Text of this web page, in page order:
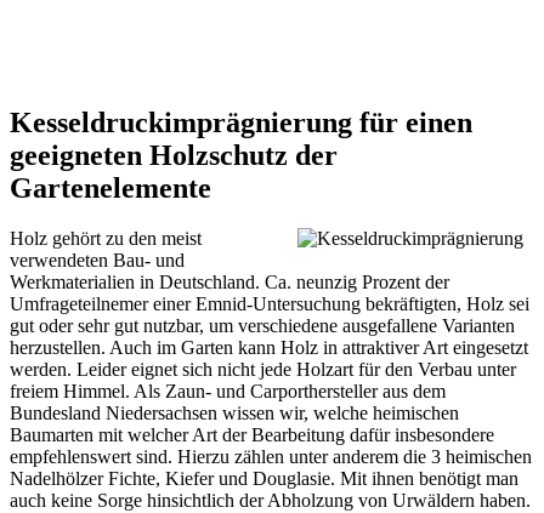
Kesseldruckimprägnierung für einen
geeigneten Holzschutz der
Gartenelemente
Holz gehört zu den meist
verwendeten Bau- und
Werkmaterialien in Deutschland. Ca. neunzig Prozent der
Umfrageteilnemer einer Emnid-Untersuchung bekräftigten, Holz sei
gut oder sehr gut nutzbar, um verschiedene ausgefallene Varianten
herzustellen. Auch im Garten kann Holz in attraktiver Art eingesetzt
werden. Leider eignet sich nicht jede Holzart für den Verbau unter
freiem Himmel. Als Zaun- und Carporthersteller aus dem
Bundesland Niedersachsen wissen wir, welche heimischen
Baumarten mit welcher Art der Bearbeitung dafür insbesondere
empfehlenswert sind. Hierzu zählen unter anderem die 3 heimischen
Nadelhölzer Fichte, Kiefer und Douglasie. Mit ihnen benötigt man
auch keine Sorge hinsichtlich der Abholzung von Urwäldern haben.